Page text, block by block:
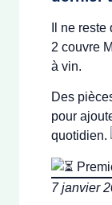
Il ne
2 couvre
à vin.
Des
pour
quotidien.
7 janvier